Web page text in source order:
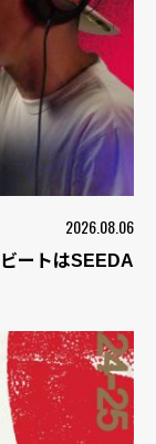
2026.08.06
ートはSEEDA